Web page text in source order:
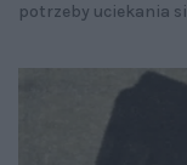
potrzeby uciekania